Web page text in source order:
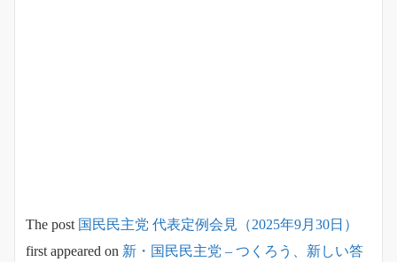
The post 国民民主党 代表定例会見（2025年9月30日）
first appeared on 新・国民民主党 – つくろう、新しい答